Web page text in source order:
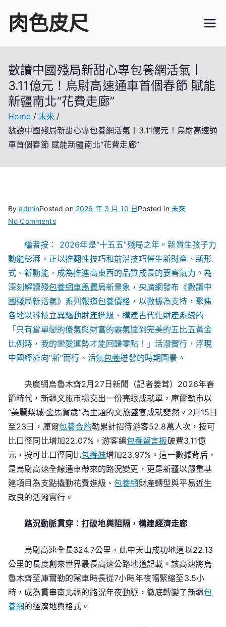
content
肉色皮尺
數讀中國殘局新甜心專包養網活氣丨
3.11億元！烏尉高速通車首個春節 賦能
新疆南北“花費走廊”
Home
未來
數讀中國殘局新甜心專包養網活氣丨3.11億元！烏尉高速通
車首個春節 賦能新疆南北“花費走廊”
ByadminPosted on 2026 年 3 月 10 日Posted in 未來
No Commentson
讀
中
國
殘
局
甜
心
專
包
網
活
氣
丨
3.11
元！
烏
尉
高
通
首
個
春
節
能
編者按： 2026年是“十五五”殘局之年。新質生孩子力
動能彭湃，正以推翻性技巧和前沿技巧催生新財產、新形
式、新動能，成為推進高東西的品質成長的要害氣力。為
深刻解讀殘包養網車馬費局新景象，央廣網發布《數讀中
國殘局新活氣》系列報道包養價格 ，以數據為支持，聚焦
各地以科技立異驅動財產進級、構建古代化財產系統的
「只有當單戀的傻氣與財富的霸氣達到完美的五比五黃金
比例時，我的戀愛運勢才能回歸零點！」活潑實行，浮現
中國經濟向“新”而行、活氣包養迸發的時期圖景。
央廣網烏魯木齊2月27日新聞（記者姜茸）2026年春
節時代，新疆文旅市場交出一份亮眼成就單，庫爾勒市以
“美麗梨城·金馬賀歲”為主題的文旅盛宴成就斐然。2月15日
至23日，庫爾包養合約勒累計招待游客52.8萬人次，按可
比口徑同比增加22.07%，游客總包養留言板破費3.11億
元，按可比口徑同比包養妹增加23.97%。這一數據背后，
是烏尉高速全線通車帶來的路況變更，更是新疆以嚴重基
建項目為支點撬動花費進級、包養網 財產轉型與平易近生
改良的活潑實行。
路況動脈貫穿：打破地輿阻隔，構建經濟走廊
烏尉高速全長324.7公里，此中天山成功地道以22.13
公里的長度創來世界最長高速公路地道記載。該高速將烏
魯木齊至庫爾勒的駕車時長從7小時年夜幅緊縮至3.5小
時，成為貫串南北疆的路況年夜動脈，徹底轉變了新疆包
養網的經濟地輿格式。